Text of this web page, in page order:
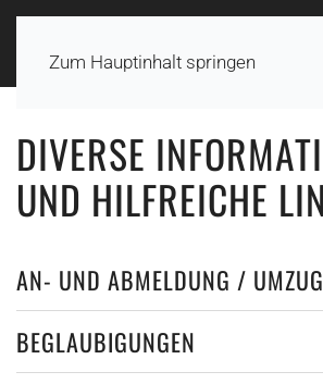
Zum Hauptinhalt springen
DIVERSE
UND HILFREICHE
AN- UND ABMELDUNG / UMZUG
BEGLAUBIGUNGEN